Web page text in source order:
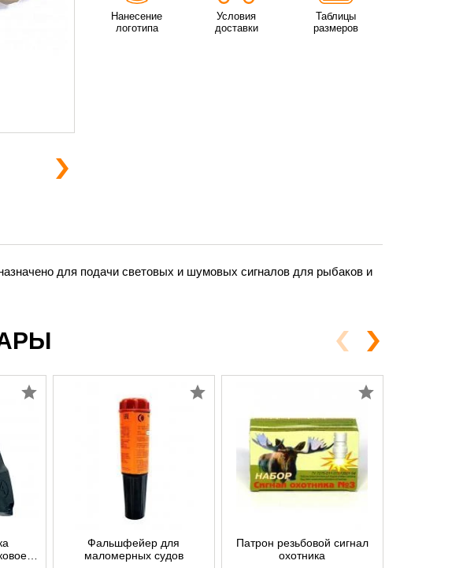
для подачи световых и шумовых сигналов для рыбаков и
Нанесение
логотипа
Условия
доставки
Таблицы
размеров
Фальшфейер для
маломерных судов
Патрон резьбовой сигнал
охотника